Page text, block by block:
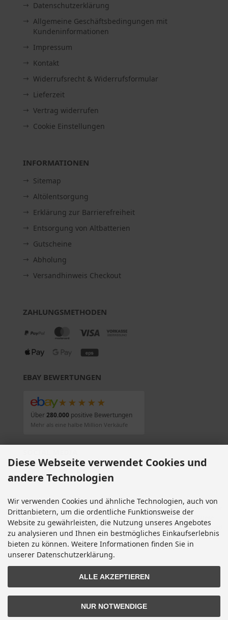
Datenschutzerklärung
Allgemeine Geschäftsbedingungen mit
Kundeninformationen
Impressum
Kontakt
Widerrufsrecht & Widerrufsformular
Lieferzeit
Vertrag widerrufen
Cookie Einstellungen
INFORMATIONEN
Sitemap
Altölentsorgung
Erklärung zur Barrierefreiheit
Entsorgung von Altbatterien
Gutscheine
Abholung
Versandhinweis Checkout
ZAHLUNGSMETHODEN
EBAY BEWERTUNGEN
★★★★★
Über280.000positive Bewertungen
Mehr als eine halbe Million Verkäufe
Alle Preise inkl. gesetzl. MwSt. zzgl. Versandkosten . Die durchgestrichenen Preise
entsprechen dem bisherigen Preis bei Motorradteile & Motorrad Ersatzteile.
Motorradteile & Motorrad Ersatzteile © 2026 | Template © 2009-2026 by modified
eCommerce Shopsoftware
modified eCommerce Shopsoftware © 2009-2026
Diese Webseite verwendet Cookies und
andere Technologien
Wir verwenden Cookies und ähnliche Technologien, auch von
Drittanbietern, um die ordentliche Funktionsweise der
Website zu gewährleisten, die Nutzung unseres Angebotes
zu analysieren und Ihnen ein bestmögliches Einkaufserlebnis
bieten zu können. Weitere Informationen finden Sie in
unserer Datenschutzerklärung.
ALLE AKZEPTIEREN
NUR NOTWENDIGE